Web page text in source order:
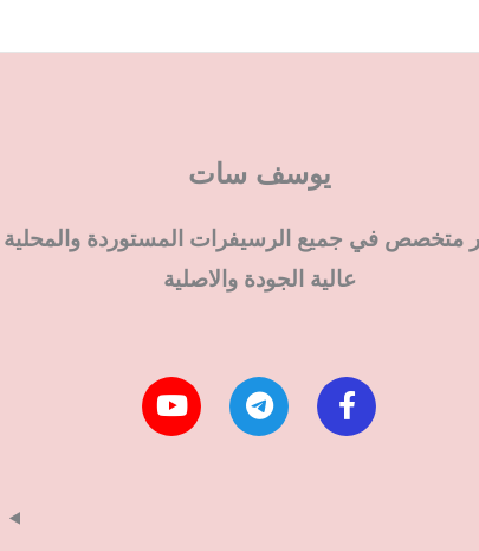
يوسف سات
متخصص في جميع الرسيفرات المستوردة والمحلية
عالية الجودة والاصلية